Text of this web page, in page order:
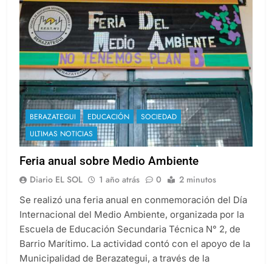
BERAZATEGUI EDUCACIÓN
SOCIEDAD
ULTIMAS NOTICIAS
Feria anual sobre Medio Ambiente
Diario EL SOL 1 año atrás 0 2 minutos
Se realizó una feria anual en conmemoración del Día
Internacional del Medio Ambiente, organizada por la
Escuela de Educación Secundaria Técnica N° 2, de
Barrio Marítimo. La actividad contó con el apoyo de la
Municipalidad de Berazategui, a través de la